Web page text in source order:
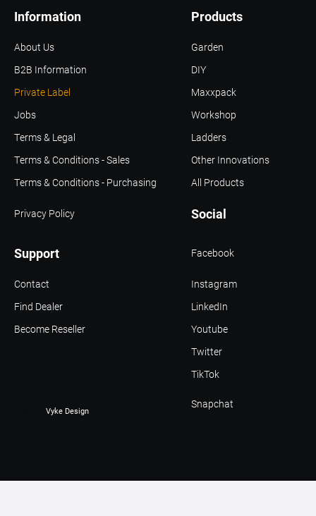
Support
Products
Social
About Us
Information
B2B Information
Terms & Legal
Terms & Conditions - Sales
Terms & Conditions - Purchasing
Privacy Policy
Jobs
Private Label
Garden
Contact
Find Dealer
Become Reseller
DIY
Maxxpack
Workshop
Ladders
All Products
Other Innovations
Facebook
Youtube
Twitter
TikTok
Snapchat
LinkedIn
Instagram
Vyke Design